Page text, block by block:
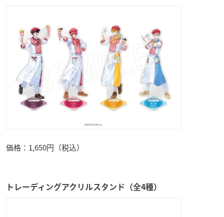
価格：1,650円（税込）
トレーディングアクリルスタンド（全4種）